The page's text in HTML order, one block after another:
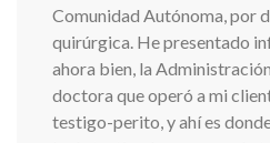
Comunidad Autónoma, por
quirúrgica. He presentado
ahora bien, la
doctora que operó a mi
testigo-perito, y ahí es